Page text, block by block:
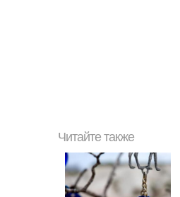
Читайте также